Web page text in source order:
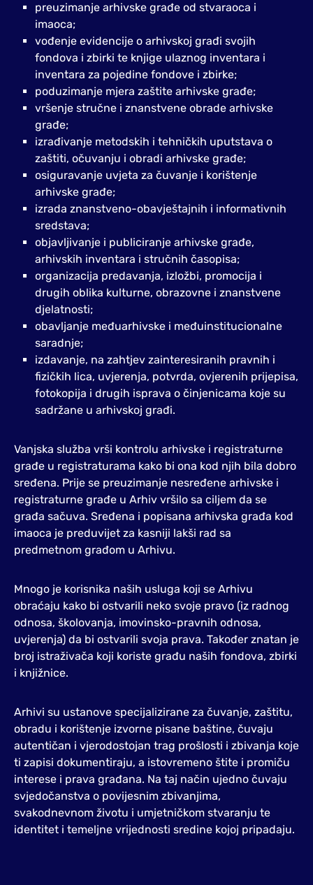
preuzimanje arhivske građe od stvaraoca i
imaoca;
vođenje evidencije o arhivskoj građi svojih
fondova i zbirki te knjige ulaznog inventara i
inventara za pojedine fondove i zbirke;
poduzimanje mjera zaštite arhivske građe;
vršenje stručne i znanstvene obrade arhivske
građe;
izrađivanje metodskih i tehničkih uputstava o
zaštiti, očuvanju i obradi arhivske građe;
osiguravanje uvjeta za čuvanje i korištenje
arhivske građe;
izrada znanstveno-obavještajnih i informativnih
sredstava;
objavljivanje i publiciranje arhivske građe,
arhivskih inventara i stručnih časopisa;
organizacija predavanja, izložbi, promocija i
drugih oblika kulturne, obrazovne i znanstvene
djelatnosti;
obavljanje međuarhivske i međuinstitucionalne
saradnje;
izdavanje, na zahtjev zainteresiranih pravnih i
fizičkih lica, uvjerenja, potvrda, ovjerenih prijepisa,
fotokopija i drugih isprava o činjenicama koje su
sadržane u arhivskoj građi.
Vanjska služba vrši kontrolu arhivske i registraturne
građe u registraturama kako bi ona kod njih bila dobro
sređena. Prije se preuzimanje nesređene arhivske i
registraturne građe u Arhiv vršilo sa ciljem da se
građa sačuva. Sređena i popisana arhivska građa kod
imaoca je preduvijet za kasniji lakši rad sa
predmetnom građom u Arhivu.
Mnogo je korisnika naših usluga koji se Arhivu
obraćaju kako bi ostvarili neko svoje pravo (iz radnog
odnosa, školovanja, imovinsko-pravnih odnosa,
uvjerenja) da bi ostvarili svoja prava. Također znatan je
broj istraživača koji koriste građu naših fondova, zbirki
i knjižnice.
Arhivi su ustanove specijalizirane za čuvanje, zaštitu,
obradu i korištenje izvorne pisane baštine, čuvaju
autentičan i vjerodostojan trag prošlosti i zbivanja koje
ti zapisi dokumentiraju, a istovremeno štite i promiču
interese i prava građana. Na taj način ujedno čuvaju
svjedočanstva o povijesnim zbivanjima,
svakodnevnom životu i umjetničkom stvaranju te
identitet i temeljne vrijednosti sredine kojoj pripadaju.